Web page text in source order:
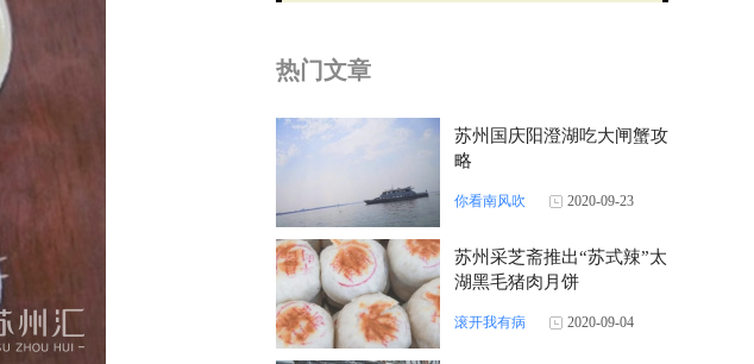
热门文章
苏州国庆阳澄湖吃大闸蟹攻
略
你看南风吹 2020-09-23
苏州采芝斋推出“苏式辣”太
湖黑毛猪肉月饼
滚开我有病 2020-09-04